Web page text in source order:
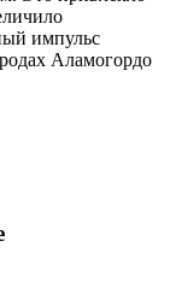
импульс
Аламогордо